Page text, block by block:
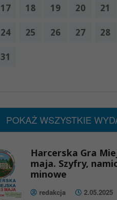
17 18 19 20 21
24 25 26 27 28
31
POKAŻ WSZYSTKIE
Harcerska Gra
maja. Szyfry,
minowe
redakcja 2.05.2025